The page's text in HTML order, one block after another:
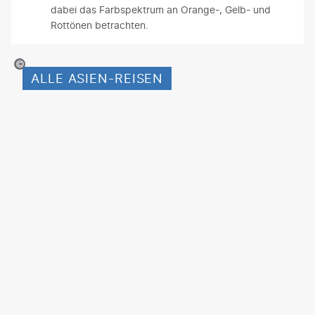
dabei das Farbspektrum an Orange-, Gelb- und
Rottönen betrachten.
- gty
ALLE ASIEN-REISEN